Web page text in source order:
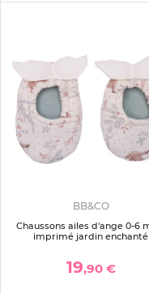
BB&CO
Chaussons ailes d'ange 0-6
imprimé jardin enchanté
19,90 €